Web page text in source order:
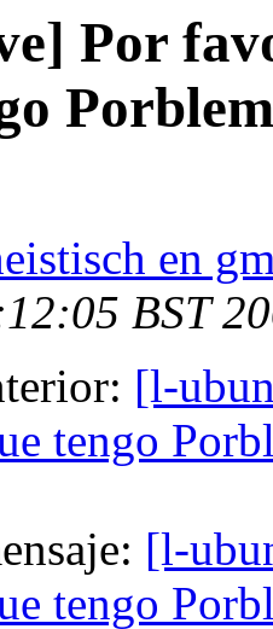
Por
en
BST
[l-
tengo
[l-
tengo